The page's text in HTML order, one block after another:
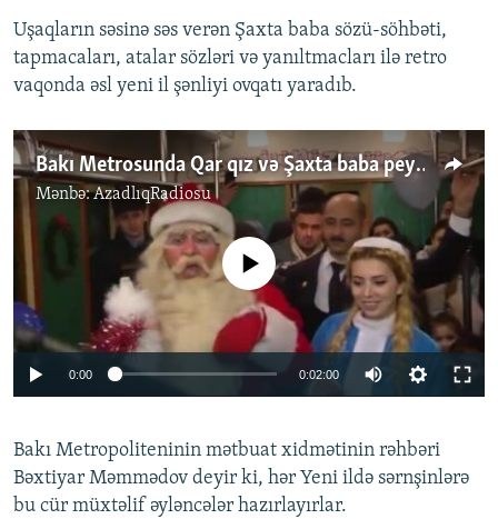
Uşaqların səsinə səs verən Şaxta baba sözü-söhbəti,
tapmacaları, atalar sözləri və yanıltmacları ilə retro
vaqonda əsl yeni il şənliyi ovqatı yaradıb.
Bakı Metrosunda Qar qız və Şaxta baba peyda olub
Mənbə:AzadlıqRadiosu
No media source currently available
0:00 0:02:00
Bakı Metropoliteninin mətbuat xidmətinin rəhbəri
Bəxtiyar Məmmədov deyir ki, hər Yeni ildə sərnşinlərə
bu cür müxtəlif əyləncələr hazırlayırlar.